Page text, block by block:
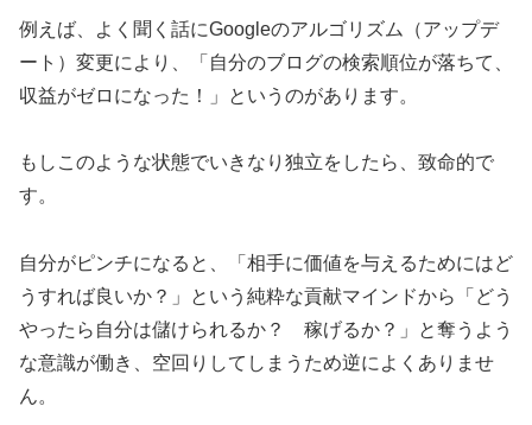
例えば、よく聞く話にGoogleのアルゴリズム（アップデ
ート）変更により、「自分のブログの検索順位が落ちて、
収益がゼロになった！」というのがあります。
もしこのような状態でいきなり独立をしたら、致命的で
す。
自分がピンチになると、「相手に価値を与えるためにはど
うすれば良いか？」という純粋な貢献マインドから「どう
やったら自分は儲けられるか？ 稼げるか？」と奪うよう
な意識が働き、 空回りしてしまうため逆によくありませ
ん。